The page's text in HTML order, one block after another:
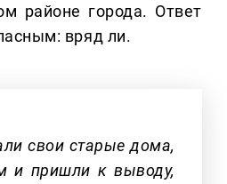
районе города. Ответ
вряд ли.
свои старые дома,
и пришли к выводу,